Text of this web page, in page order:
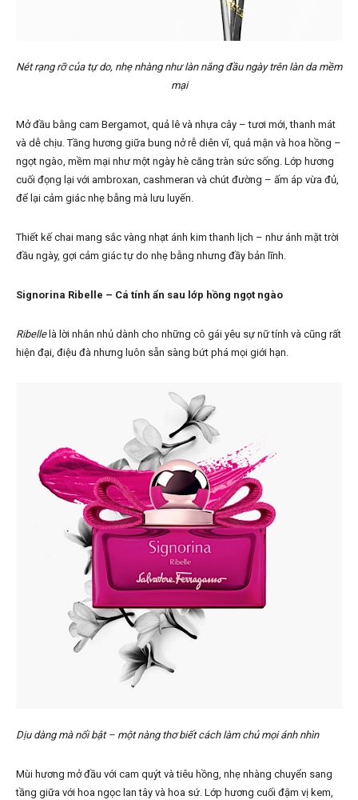
Nét rạng rỡ của tự do, nhẹ nhàng như làn nắng đầu ngày trên làn da mềm
mại
Mở đầu bằng cam Bergamot, quả lê và nhựa cây – tươi mới, thanh mát
và dễ chịu. Tầng hương giữa bung nở rễ diên vĩ, quả mận và hoa hồng –
ngọt ngào, mềm mại như một ngày hè căng tràn sức sống. Lớp hương
cuối đọng lại với ambroxan, cashmeran và chút đường – ấm áp vừa đủ,
để lại cảm giác nhẹ bẫng mà lưu luyến.
Thiết kế chai mang sắc vàng nhạt ánh kim thanh lịch – như ánh mặt trời
đầu ngày, gợi cảm giác tự do nhẹ bẫng nhưng đầy bản lĩnh.
Signorina Ribelle – Cá tính ẩn sau lớp hồng ngọt ngào
Ribellelà lời nhắn nhủ dành cho những cô gái yêu sự nữ tính và cũng rất
hiện đại, điệu đà nhưng luôn sẵn sàng bứt phá mọi giới hạn.
Dịu dàng mà nổi bật – một nàng thơ biết cách làm chủ mọi ánh nhìn
Mùi hương mở đầu với cam quýt và tiêu hồng, nhẹ nhàng chuyển sang
tầng giữa với hoa ngọc lan tây và hoa sứ. Lớp hương cuối đậm vị kem,